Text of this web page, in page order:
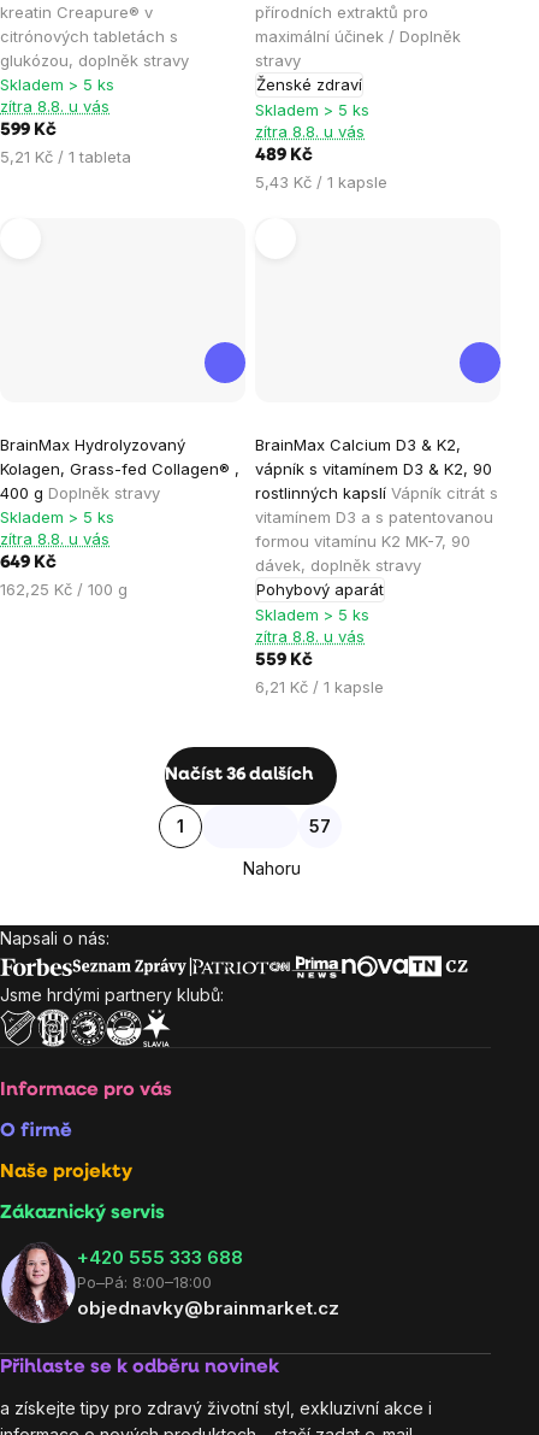
kreatin Creapure® v
citrónových tabletách s
glukózou, doplněk stravy
5,0
z
5
hvězdiček.
Skladem > 5 ks
zítra 8.8. u vás
599 Kč
Měrná
5,21 Kč / 1 tableta
přírodních extraktů pro
maximální účinek / Doplněk
stravy
Ženské zdraví
4,9
z
5
hvězdiček.
Skladem > 5 ks
zítra 8.8. u vás
489 Kč
Měrná
5,43 Kč / 1 kapsle
BrainMax Hydrolyzovaný
Kolagen, Grass-fed Collagen® ,
400 g Doplněk stravy
hodnocení
produktu
je
4,8
z
5
Skladem > 5 ks
zítra 8.8. u vás
649 Kč
Měrná
162,25 Kč / 100 g
BrainMax Calcium D3 & K2,
vápník s vitamínem D3 & K2, 90
rostlinných kapslí Vápník citrát s
vitamínem D3 a s patentovanou
formou vitamínu K2 MK-7, 90
dávek, doplněk stravy
Pohybový aparát
hodnocení
produktu
je
4,8
z
5
hvězdiček.
Skladem > 5 ks
zítra 8.8. u vás
559 Kč
Měrná
6,21 Kč / 1 kapsle
Ovládací
výpisu
Načíst 36 dalších
Stránkování
1 57
Nahoru
Zápatí
Napsali o nás:
Jsme hrdými partnery klubů:
Informace pro vás
O firmě
Naše projekty
Zákaznický servis
‭+420 555 333 688
Po–Pá: 8:00–18:00
objednavky@brainmarket.cz
Přihlaste se k odběru novinek
a získejte tipy pro zdravý životní styl, exkluzivní akce i